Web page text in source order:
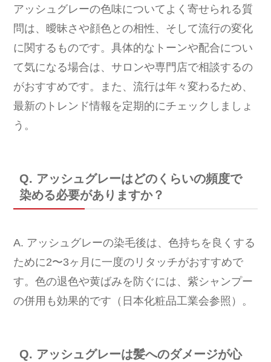
アッシュグレーの色味についてよく寄せられる質
問は、曖昧さや顔色との相性、そして流行の変化
に関するものです。具体的なトーンや配合につい
て気になる場合は、サロンや専門店で相談するの
がおすすめです。また、流行は年々変わるため、
最新のトレンド情報を定期的にチェックしましょ
う。
Q. アッシュグレーはどのくらいの頻度で
染める必要がありますか？
A. アッシュグレーの染毛後は、色持ちを良くする
ために2〜3ヶ月に一度のリタッチがおすすめで
す。色の退色や黄ばみを防ぐには、紫シャンプー
の併用も効果的です（日本化粧品工業会参照）。
Q. アッシュグレーは髪へのダメージが心